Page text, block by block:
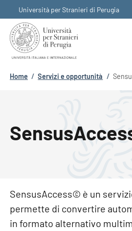
Università per Stranieri di Perugia
Briciole di pane
Home / Servizi e opportunità /
SensusAccess© è un
permette di convertire
in formato alternativo